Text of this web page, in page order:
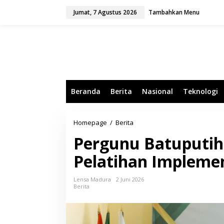
Jumat, 7 Agustus 2026 Tambahkan Menu
Beranda Berita Nasional Teknologi
Homepage / Berita
g
u
n
u
t
Pergunu
Pelatihan
Lensa Madura
2 Juni 2026
Berita